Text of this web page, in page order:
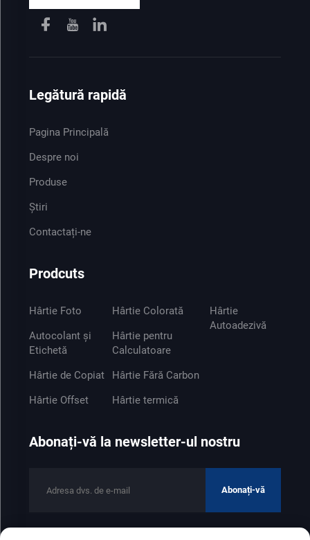
Legătură rapidă
Pagina Principală
Despre noi
Produse
Știri
Contactați-ne
Prodcuts
Hârtie Foto
Autocolant și
Etichetă
Hârtie de Copiat
Hârtie Offset
Hârtie Colorată
Hârtie pentru
Calculatoare
Hârtie Fără Carbon
Hârtie termică
Hârtie
Autoadezivă
Abonați-vă la newsletter-ul nostru
Abonați-vă